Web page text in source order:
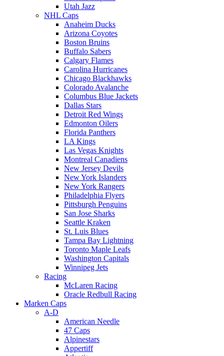
Utah Jazz
NHL Caps
Anaheim Ducks
Arizona Coyotes
Boston Bruins
Buffalo Sabers
Calgary Flames
Carolina Hurricanes
Chicago Blackhawks
Colorado Avalanche
Columbus Blue Jackets
Dallas Stars
Detroit Red Wings
Edmonton Oilers
Florida Panthers
LA Kings
Las Vegas Knights
Montreal Canadiens
New Jersey Devils
New York Islanders
New York Rangers
Philadelphia Flyers
Pittsburgh Penguins
San Jose Sharks
Seattle Kraken
St. Luis Blues
Tampa Bay Lightning
Toronto Maple Leafs
Washington Capitals
Winnipeg Jets
Racing
McLaren Racing
Oracle Redbull Racing
Marken Caps
A-D
American Needle
47 Caps
Alpinestars
Appertiff